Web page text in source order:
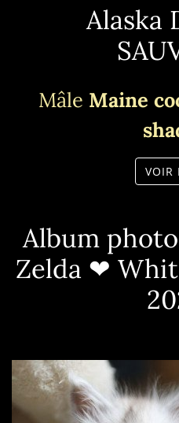
Alaska
Mâle Maine
VOIR
Album
Zelda ❤